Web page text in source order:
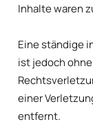
Inhalte waren
Eine ständige
ist jedoch
einer
entfernt.